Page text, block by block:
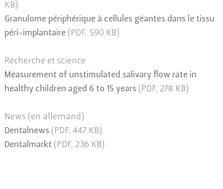
KB)
Granulome périphérique à cellules géantes dans le tissu
péri-implantaire(PDF, 590 KB)
Recherche et science
Measurement of unstimulated salivary flow rate in
healthy children aged 6 to 15 years (PDF, 278 KB)
News (en allemand)
Dentalnews (PDF, 447 KB)
Dentalmarkt (PDF, 236 KB)